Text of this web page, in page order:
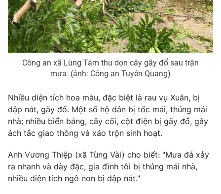
Liên hệ tòa soạn English
Theo dõi báo trên
Cơ quan chủ quản:Đài Truyền hình Việt Nam
Giấy phép hoạt động báo in và báo điện tử số 483/GP-BTTTT
cấp ngày 29/12/2023
Tổng Biên tập:
Vũ Thanh Thủy
Công an xã Lùng Tám thu dọn cây gãy đổ sau trận
mưa. (ảnh: Công an Tuyên Quang)
Nhiều diện tích hoa màu, đặc biệt là rau vụ Xuân, bị
dập nát, gãy đổ. Một số hộ dân bị tốc mái, thủng mái
nhà; nhiều biển bảng, cây cối, cột điện bị gãy đổ, gây
ách tắc giao thông và xáo trộn sinh hoạt.
Anh Vương Thiệp (xã Tùng Vài) cho biết: "Mưa đá xảy
ra nhanh và dày đặc, gia đình tôi bị thủng mái nhà,
nhiều diện tích ngô non bị dập nát."